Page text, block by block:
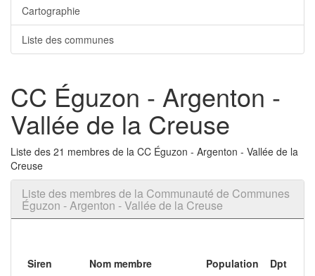
Cartographie
Liste des communes
CC Éguzon - Argenton -
Vallée de la Creuse
Liste des 21 membres de la CC Éguzon - Argenton - Vallée de la
Creuse
Liste des membres de la Communauté de Communes
Éguzon - Argenton - Vallée de la Creuse
Siren Nom membre Population Dpt